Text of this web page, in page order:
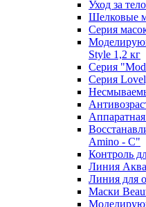
Уход за
Шелковые
Серия
Style 1,2 кг
Серия
Cерия
Amino - C"
Контроль
Линия
Линия для
Маски